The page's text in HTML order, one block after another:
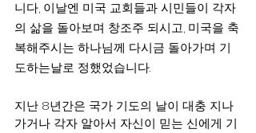
니다, 이날엔 미국 교회들과 시민들이 각자
의 삶을 돌아보며 창조주 되시고, 미국을 축
복해주시는 하나님께 다시금 돌아가며 기
도하는날로 정했었습니다.
지난 8년간은 국가 기도의 날이 대충 지나
가거나 각자 알아서 자신이 믿는 신에게 기